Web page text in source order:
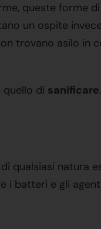
queste forme
un ospite
trovano asilo in
quello di sanificare
qualsiasi natura
i batteri e gli